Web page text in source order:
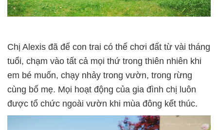
Chị Alexis đã để con trai có thể chơi đất từ vài tháng
tuổi, chạm vào tất cả mọi thứ trong thiên nhiên khi
em bé muốn, chạy nhảy trong vườn, trong rừng
cùng bố mẹ. Mọi hoạt động của gia đình chị luôn
được tổ chức ngoài vườn khi mùa đông kết thúc.